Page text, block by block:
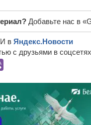
Добавьте нас в
в Яндекс.Новости
с друзьями в